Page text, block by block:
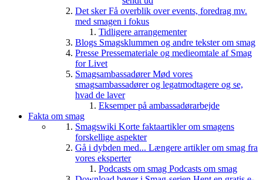
Det skerFå overblik over events, foredrag mv.
med smagen i fokus
Tidligere arrangementer
Blogs Smagsklummen og andre tekster om smag
Presse Pressemateriale og medieomtale af Smag
for Livet
SmagsambassadørerMød vores
smagsambassadører og legatmodtagere og se,
hvad de laver
Eksemper på ambassadørarbejde
Fakta om smag
Smagswiki Korte faktaartikler om smagens
forskellige aspekter
Gå i dybden med... Længere artikler om smag fra
vores eksperter
Podcasts om smag Podcasts om smag